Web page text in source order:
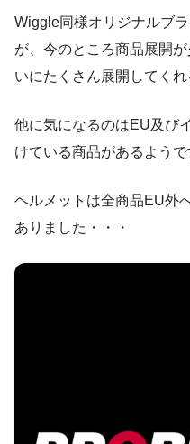
Wiggle同様オリジナルブ
が、今のところ商品展開
いにたくさん展開してく
他に気になるのはEU及び
けている商品があるようで
ヘルメットは全商品EU外
ありました・・・